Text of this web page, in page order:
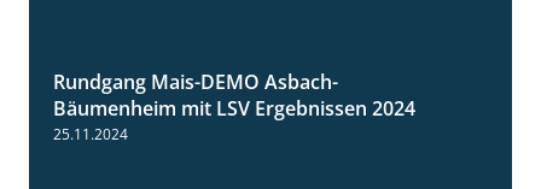
8:38
Rundgang Mais-DEMO Asbach-
Bäumenheim mit LSV Ergebnissen 2024
25.11.2024